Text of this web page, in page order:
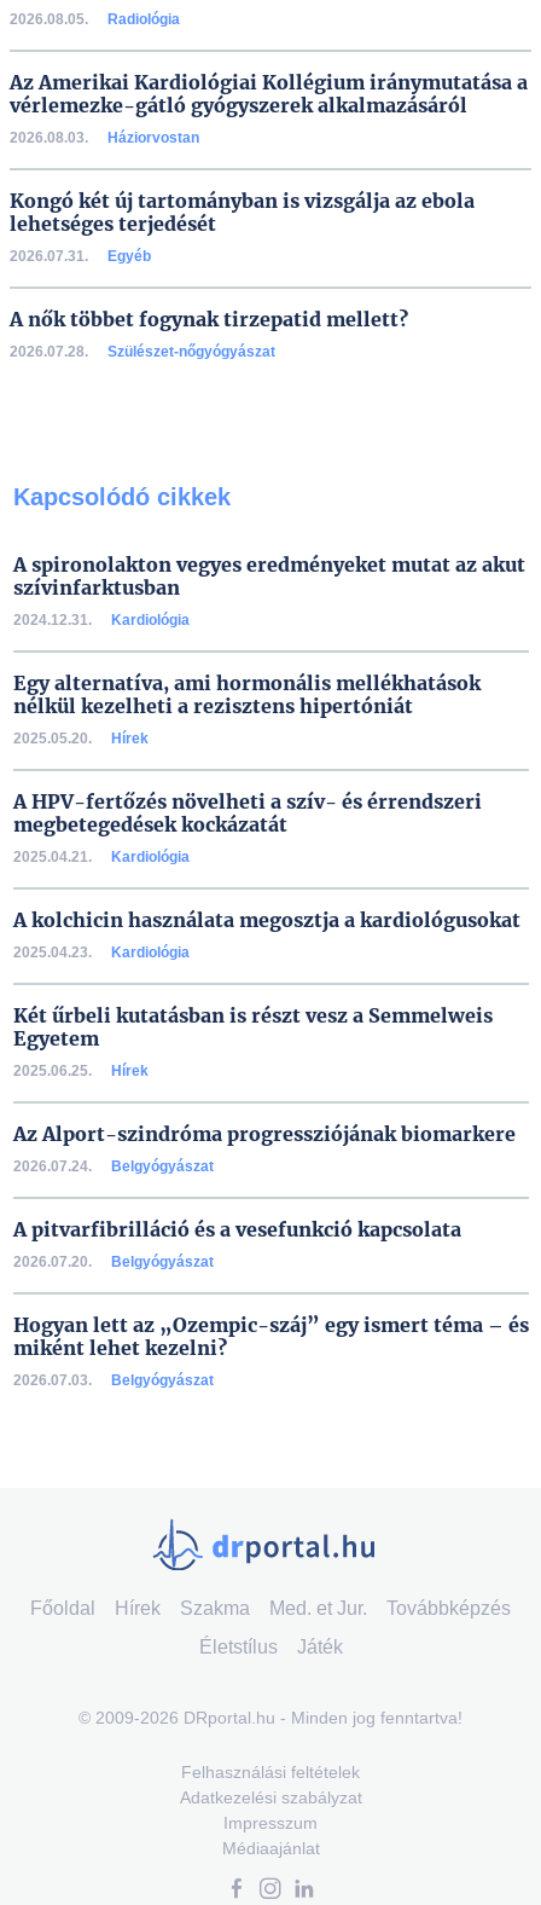
2026.08.05. Radiológia
Az Amerikai Kardiológiai Kollégium iránymutatása a
vérlemezke-gátló gyógyszerek alkalmazásáról
2026.08.03. Háziorvostan
Kongó két új tartományban is vizsgálja az ebola
lehetséges terjedését
2026.07.31. Egyéb
A nők többet fogynak tirzepatid mellett?
2026.07.28. Szülészet-nőgyógyászat
Kapcsolódó cikkek
A spironolakton vegyes eredményeket mutat az akut
szívinfarktusban
2024.12.31. Kardiológia
Egy alternatíva, ami hormonális mellékhatások
nélkül kezelheti a rezisztens hipertóniát
2025.05.20. Hírek
A HPV-fertőzés növelheti a szív- és érrendszeri
megbetegedések kockázatát
2025.04.21. Kardiológia
A kolchicin használata megosztja a kardiológusokat
2025.04.23. Kardiológia
Két űrbeli kutatásban is részt vesz a Semmelweis
Egyetem
2025.06.25. Hírek
Az Alport-szindróma progressziójának biomarkere
2026.07.24. Belgyógyászat
A pitvarfibrilláció és a vesefunkció kapcsolata
2026.07.20. Belgyógyászat
Hogyan lett az „Ozempic-száj” egy ismert téma – és
miként lehet kezelni?
2026.07.03. Belgyógyászat
Főoldal Hírek Szakma Med. et Jur.
Továbbképzés
Életstílus
Játék
© 2009-2026 DRportal.hu - Minden jog fenntartva!
Felhasználási feltételek
Adatkezelési szabályzat
Impresszum
Médiaajánlat